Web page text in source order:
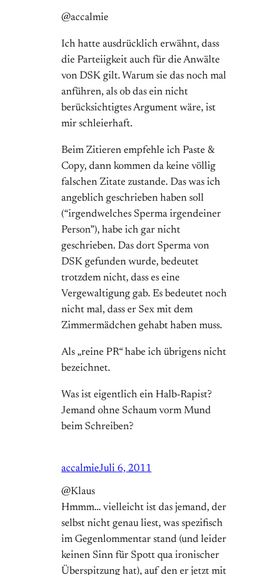
@accalmie
Ich hatte ausdrücklich erwähnt, dass
die Parteiigkeit auch für die Anwälte
von DSK gilt. Warum sie das noch mal
anführen, als ob das ein nicht
berücksichtigtes Argument wäre, ist
mir schleierhaft.
Beim Zitieren empfehle ich Paste &
Copy, dann kommen da keine völlig
falschen Zitate zustande. Das was ich
angeblich geschrieben haben soll
(“irgendwelches Sperma irgendeiner
Person”), habe ich gar nicht
geschrieben. Das dort Sperma von
DSK gefunden wurde, bedeutet
trotzdem nicht, dass es eine
Vergewaltigung gab. Es bedeutet noch
nicht mal, dass er Sex mit dem
Zimmermädchen gehabt haben muss.
Als „reine PR“ habe ich übrigens nicht
bezeichnet.
Was ist eigentlich ein Halb-Rapist?
Jemand ohne Schaum vorm Mund
beim Schreiben?
accalmieJuli 6, 2011
@Klaus
Hmmm… vielleicht ist das jemand, der
selbst nicht genau liest, was spezifisch
im Gegenlommentar stand (und leider
keinen Sinn für Spott qua ironischer
Überspitzung hat), auf den er jetzt mit